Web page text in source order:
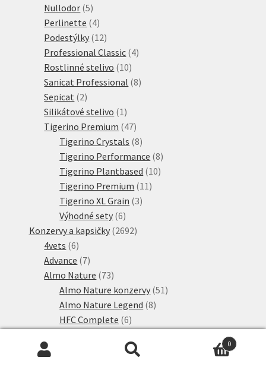
Nullodor 55
produktů
Perlinette 44
produkty
Podestýlky 1212
produktů
Professional Classic 44
Rostlinné stelivo 1010
produktů
Sanicat Professional 88
Sepicat 22
produkty
Silikátové stelivo 1 1
produkt
Tigerino Premium 4747
produktů
Tigerino Crystals 88
produktů
Tigerino Performance 88
produktů
Tigerino Plantbased 1010
Tigerino Premium 11 11
Tigerino XL Grain 33
Výhodné sety 66
produktů
Konzervy a kapsičky 26922692
4vets 66
produktů
Advance 77
produktů
Almo Nature 7373
produktů
Almo Nature konzervy 51 51
Almo Nature Legend 88
HFC Complete 66
produktů
animonda Carny 9595
0